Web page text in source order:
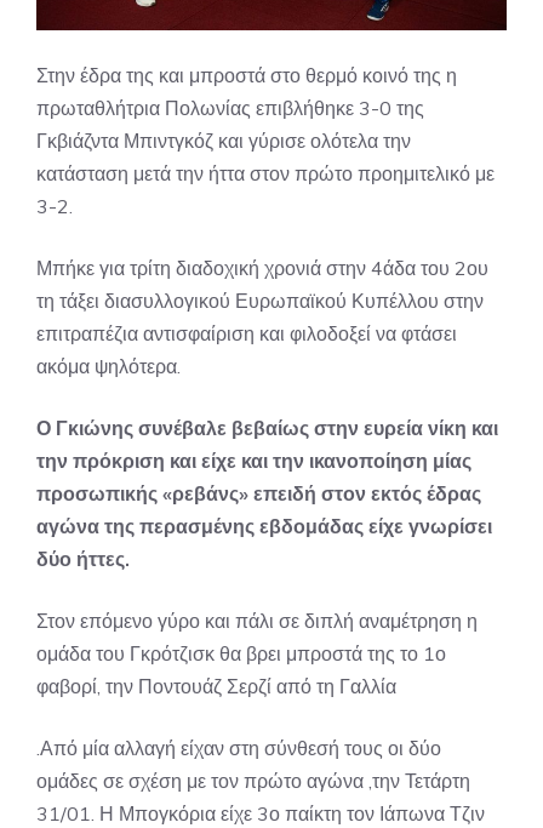
Στην έδρα της και μπροστά στο θερμό κοινό της η
πρωταθλήτρια Πολωνίας επιβλήθηκε 3-0 της
Γκβιάζντα Μπιντγκόζ και γύρισε ολότελα την
κατάσταση μετά την ήττα στον πρώτο προημιτελικό με
3-2.
Μπήκε για τρίτη διαδοχική χρονιά στην 4άδα του 2ου
τη τάξει διασυλλογικού Ευρωπαϊκού Κυπέλλου στην
επιτραπέζια αντισφαίριση και φιλοδοξεί να φτάσει
ακόμα ψηλότερα.
Ο Γκιώνης συνέβαλε βεβαίως στην ευρεία νίκη και
την πρόκριση και είχε και την ικανοποίηση μίας
προσωπικής «ρεβάνς» επειδή στον εκτός έδρας
αγώνα της περασμένης εβδομάδας είχε γνωρίσει
δύο ήττες.
Στον επόμενο γύρο και πάλι σε διπλή αναμέτρηση η
ομάδα του Γκρότζισκ θα βρει μπροστά της το 1ο
φαβορί, την Ποντουάζ Σερζί από τη Γαλλία
.Από μία αλλαγή είχαν στη σύνθεσή τους οι δύο
ομάδες σε σχέση με τον πρώτο αγώνα ,την Τετάρτη
31/01. Η Μπογκόρια είχε 3ο παίκτη τον Ιάπωνα Τζιν